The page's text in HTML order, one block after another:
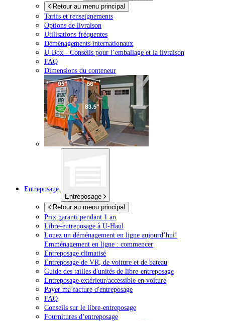
Retour au menu principal
Tarifs et renseignements
Options de livraison
Utilisations fréquentes
Déménagements internationaux
U-Box - Conseils pour l’emballage et la livraison
FAQ
Dimensions du conteneur
Entreposage
Entreposage
Retour au menu principal
Prix garanti pendant 1 an
Libre-entreposage à U-Haul
Louez un déménagement en ligne aujourd’hui!
Emménagement en ligne : commencer
Entreposage climatisé
Entreposage de VR, de voiture et de bateau
Guide des tailles d'unités de libre-entreposage
Entreposage extérieur/accessible en voiture
Payer ma facture d'entreposage
FAQ
Conseils sur le libre-entreposage
Fournitures d’entreposage